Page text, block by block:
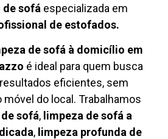
de sofá especializada em
de estofados.
de sofá à domicílio em
é ideal para quem busca
eficientes, sem
móvel do local. Trabalhamos
de sofá, limpeza de sofá a
, limpeza profunda de